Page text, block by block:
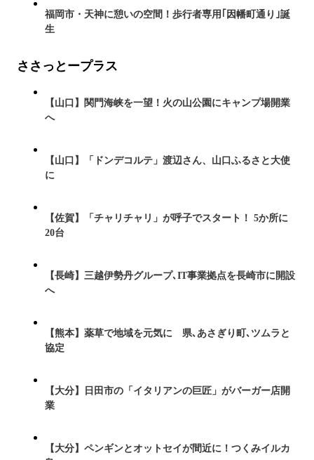
福岡市・天神に憩いの空間！歩行者専用｢因幡町通り｣誕
生
ささっとープラス
【山口】関門海峡を一望！火の山公園にキャンプ場開業
へ
【山口】「ドンデコルテ」渡辺さん、山口ふるさと大使
に
【佐賀】「チャリチャリ」が呼子でスタート！ 5か所に
20台
【長崎】三越伊勢丹グループ､IT事業拠点を長崎市に開設
へ
【熊本】薬草で地域を元気に 県､あさぎり町､ツムラと
協定
【大分】日田市の「イタリアンの巨匠」がバーガー店開
業
【大分】ペンギンとオットセイが間近に！つくみイルカ